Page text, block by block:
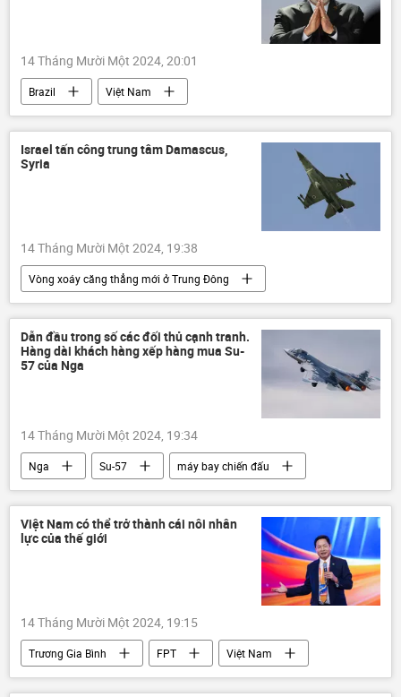
Zaporozhye
14 Tháng Mười Một 2024, 20:01
Brazil
Việt Nam
Phạm Minh Chính
G20
Hội nghị thượng đỉnh G20
Kinh tế
Thế giới
Israel tấn công trung tâm Damascus,
Syria
14 Tháng Mười Một 2024, 19:38
Vòng xoáy căng thẳng mới ở Trung Đông
Israel
Syria
Trung Đông
xung đột quân sự
Thế giới
thông tin
Quân sự
tấn công
Dẫn đầu trong số các đối thủ cạnh tranh.
Hàng dài khách hàng xếp hàng mua Su-
57 của Nga
14 Tháng Mười Một 2024, 19:34
Nga Su-57
máy bay chiến đấu
Báo chí thế giới
Thế giới
thông tin
phương Tây
Quân sự
Trung Quốc
Lực lượng Hàng không-Vũ trụ Nga (VKS)
Việt Nam có thể trở thành cái nôi nhân
lực của thế giới
14 Tháng Mười Một 2024, 19:15
Trương Gia Bình FPT
Việt Nam
Kinh doanh
AI Thế giới